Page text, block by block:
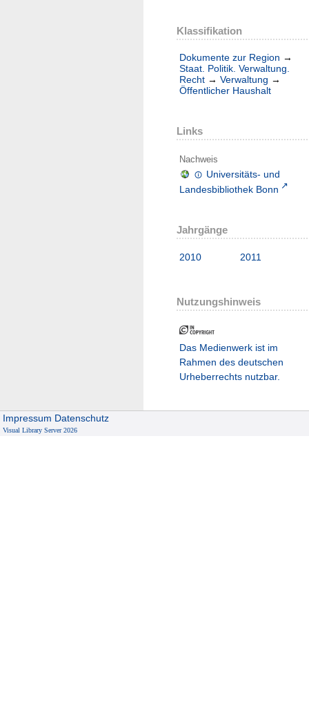
Klassifikation
Dokumente zur Region →
Staat. Politik. Verwaltung.
Recht → Verwaltung →
Öffentlicher Haushalt
Links
Nachweis
Universitäts- und
Landesbibliothek Bonn
Jahrgänge
2010 2011
Nutzungshinweis
Das Medienwerk ist im
Rahmen des deutschen
Urheberrechts nutzbar.
Impressum Datenschutz
Visual Library Server 2026